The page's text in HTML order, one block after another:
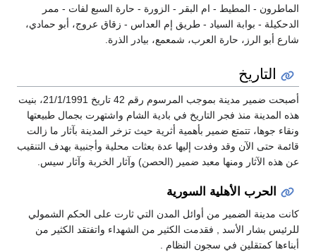
الماطرون - المطيط - ام البقر - الزورة - حارة السبع لفات - ممر
الدحكيلة - بوابة السياد - طريق إم العداس - زقاق عروج، أبو حمادي،
شارع أبو الرز، حارة العرب، شمعمع، بيادر الذرة.
التاريخ
أصبحت ضمير مدينة بموجب المرسوم رقم 42 تاريخ 21/1/1991، بنيت
هذه المدينة منذ فجر التاريخ في بادية الشام واشتهرت بجمال طبيعتها
ونقاء جوها، تتمتع ضمير بأهمية أثرية حيث تزخر المدينة بآثار ما زالت
قائمة حتى الآن وقد وفدت إليها عدة بعثات محلية وأجنبية بهدف التنقيب
عن هذه الآثار ومنها معبد ضمير (الحصن) وآثار الخربة وآثار سيس.
الحرب الأهلية السورية
كانت مدينة الضمير من أوائل المدن التي ثارت على الحكم الشمولي
للرئيس بشار الأسد , فقدمت الكثير من الشهداء واتفتقد الكثير من
أبناءها كمتقلين في سجون النظام .